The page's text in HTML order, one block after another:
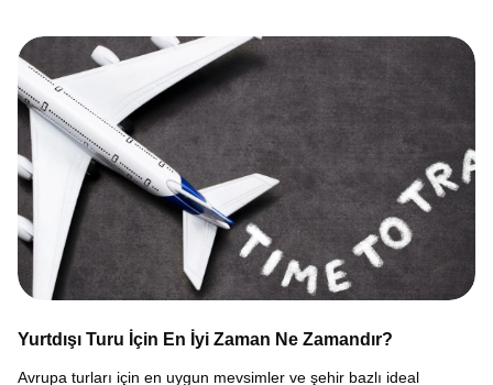
Yurtdışı Turu İçin En İyi Zaman Ne Zamandır?
Avrupa turları için en uygun mevsimler ve şehir bazlı ideal